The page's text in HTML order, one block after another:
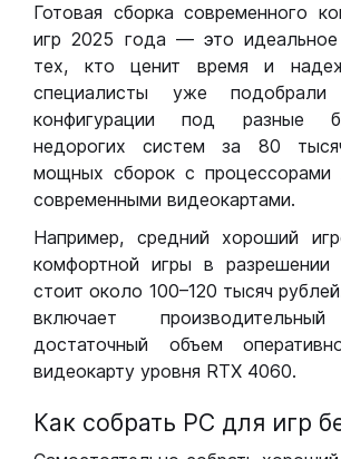
Готовая сборка современного
игр 2025 года — это
тех, кто ценит время и
специалисты уже подобрали
конфигурации под разные
недорогих систем за 80
мощных сборок с процессорами
современными видеокартами.
Например, средний хороший
комфортной игры в разрешении
стоит около 100–120 тысяч
включает
достаточный объем
видеокарту уровня RTX 4060.
Как собрать РС для игр